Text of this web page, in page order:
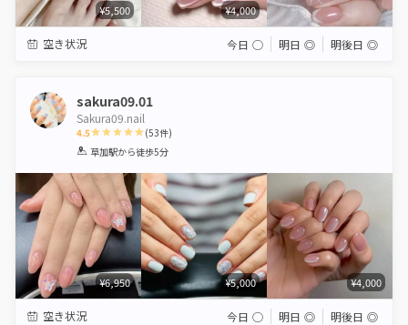
¥5,500 ¥4,000
空き状況 今日 ◯ 明日 ◎ 明後日 ◎
sakura09.01
Sakura09.nail
4.5
1 2 3 4 5
(53件)
草加駅から徒歩5分
¥6,950 ¥5,000 ¥4,000
空き状況 今日 ◯ 明日 ◎ 明後日 ◎